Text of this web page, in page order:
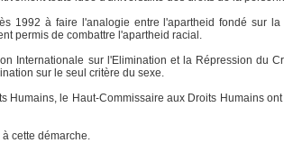
1992 à faire l'analogie entre l'apartheid fondé sur
permis de combattre l'apartheid racial.
Internationale sur l'Elimination et la Répression du
sur le seul critère du sexe.
le Haut-Commissaire aux Droits Humains
cette démarche.